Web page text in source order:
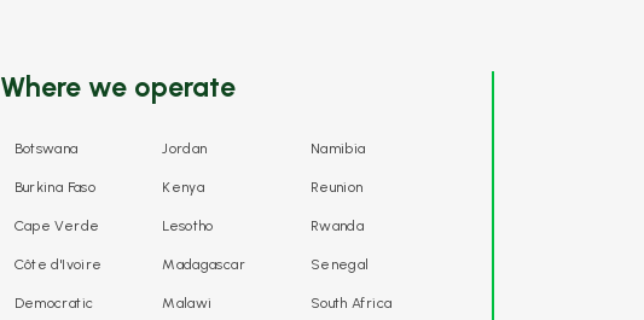
Where we operate
Botswana
Burkina Faso
Cape Verde
Côte d'Ivoire
Democratic
Jordan
Kenya
Lesotho
Madagascar
Malawi
Namibia
Reunion
Rwanda
Senegal
South Africa